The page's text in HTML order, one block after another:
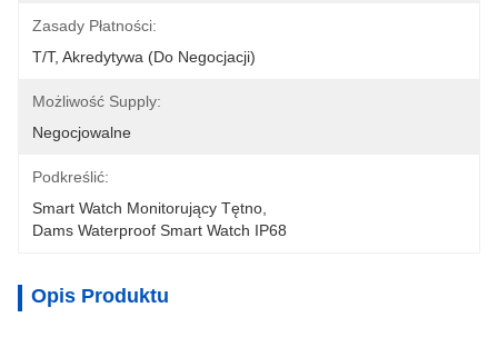
Zasady Płatności:
T/T, Akredytywa (do Negocjacji)
Możliwość Supply:
Negocjowalne
Podkreślić:
Smart Watch Monitorujący Tętno
Dams Waterproof Smart Watch IP68
Opis Produktu